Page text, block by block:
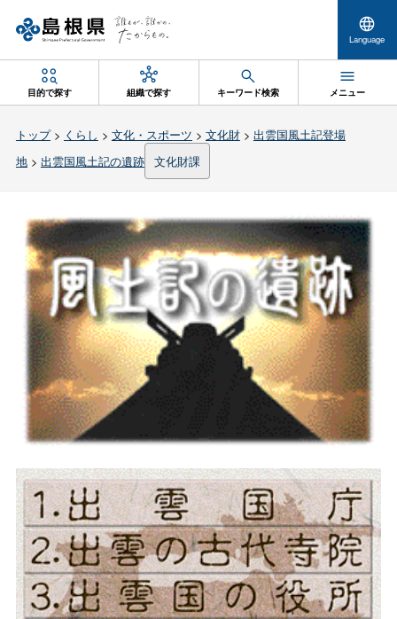
Language
目的で探す 組織で探す キーワード検索 メニュー
トップ> くらし > 文化・スポーツ > 文化財> 出雲国風土記登場
地> 出雲国風土記の遺跡 文化財課